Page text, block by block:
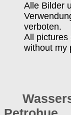
Alle Bilder
verboten.
All pictures
without my